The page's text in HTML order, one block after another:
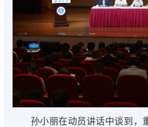
孙小丽在动员讲话中谈到，